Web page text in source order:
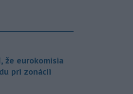
eurokomisia
pri zonácii